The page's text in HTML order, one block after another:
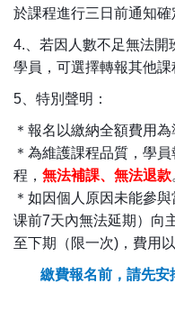
於課程進行三日前通知確
4.、若因人數不足無法開
學員，可選擇轉報其他課
5、 特別聲明：
＊報名以繳納全額費用為
＊為維護課程品質，學
程， 無法補課、無法退款
＊如因個人原因未能參
课前7天內無法延期）向
至下期（限一次)，費用以
繳費報名前，請先安